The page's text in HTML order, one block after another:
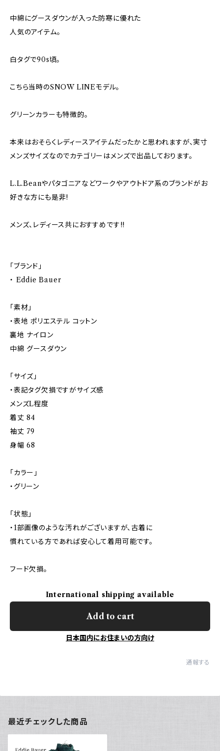
中綿にグースダウンが入った防寒に優れた
人気のアイテム。
白タグで90s頃。
こちら当時のSNOW LINEモデル。
グリーンカラーも特徴的。
本来はおそらくレディースアイテムだったかと思われますが、実寸
メンズサイズなのでカテゴリーはメンズで出品しております。
L.L.Beanやパタゴニアなどワークやアウトドア系のブランドがお
好きな方にも是非!
メンズ、レディース共におすすめです!!
「ブランド」
・ Eddie Bauer
「素材」
・表地 ポリエステル コットン
裏地 ナイロン
中綿 グースダウン
「サイズ」
・表記タグ欠損ですがサイズ感
メンズL程度
着丈 84
袖丈 79
身幅 68
「カラー」
・グリーン
「状態」
・1部画像のような汚れがございますが、古着に
慣れている方であれば安心して着用可能です。
フード欠損。
International shipping available
Add to cart
日本国内にお住まいの方向け
通報する
最近チェックした商品